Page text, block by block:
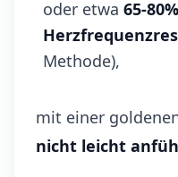
oder etwa 65-
Methode),
mit einer
nicht leicht